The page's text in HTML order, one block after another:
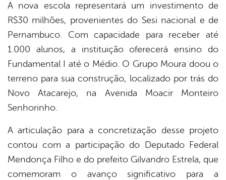
A nova escola representará um investimento de
R$30 milhões, provenientes do Sesi nacional e de
Pernambuco. Com capacidade para receber até
1.000 alunos, a instituição oferecerá ensino do
Fundamental I até o Médio. O Grupo Moura doou o
terreno para sua construção, localizado por trás do
Novo Atacarejo, na Avenida Moacir Monteiro
Senhorinho.
A articulação para a concretização desse projeto
contou com a participação do Deputado Federal
Mendonça Filho e do prefeito Gilvandro Estrela, que
comemoram o avanço significativo para a